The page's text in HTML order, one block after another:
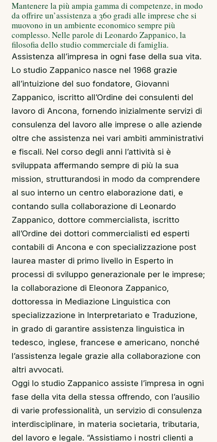
Mantenere la più ampia gamma di competenze, in modo
da offrire un’assistenza a 360 gradi alle imprese che si
muovono in un ambiente economico sempre più
complesso. Nelle parole di Leonardo Zappanico, la
filosofia dello studio commerciale di famiglia.
Assistenza all’impresa in ogni fase della sua vita.
Lo studio Zappanico nasce nel 1968 grazie
all’intuizione del suo fondatore, Giovanni
Zappanico, iscritto all’Ordine dei consulenti del
lavoro di Ancona, fornendo inizialmente servizi di
consulenza del lavoro alle imprese o alle aziende
oltre che assistenza nei vari ambiti amministrativi
e fiscali. Nel corso degli anni l’attività si è
sviluppata affermando sempre di più la sua
mission, strutturandosi in modo da comprendere
al suo interno un centro elaborazione dati, e
contando sulla collaborazione di Leonardo
Zappanico, dottore commercialista, iscritto
all’Ordine dei dottori commercialisti ed esperti
contabili di Ancona e con specializzazione post
laurea master di primo livello in Esperto in
processi di sviluppo generazionale per le imprese;
la collaborazione di Eleonora Zappanico,
dottoressa in Mediazione Linguistica con
specializzazione in Interpretariato e Traduzione,
in grado di garantire assistenza linguistica in
tedesco, inglese, francese e americano, nonché
l’assistenza legale grazie alla collaborazione con
altri avvocati.
Oggi lo studio Zappanico assiste l’impresa in ogni
fase della vita della stessa offrendo, con l’ausilio
di varie professionalità, un servizio di consulenza
interdisciplinare, in materia societaria, tributaria,
del lavoro e legale. “Assistiamo i nostri clienti a